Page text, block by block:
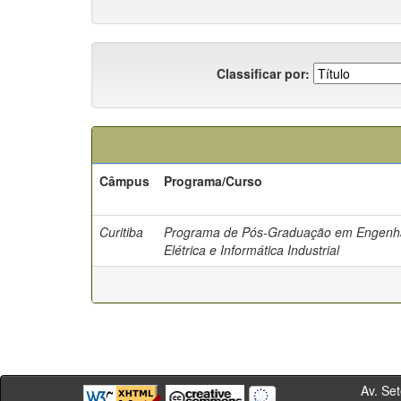
Classificar por:
Câmpus
Programa/Curso
Curitiba
Programa de Pós-Graduação em
Elétrica e Informática Industrial
Av. Sete de